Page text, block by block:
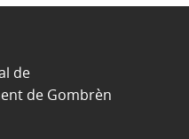
de
de Gombrèn